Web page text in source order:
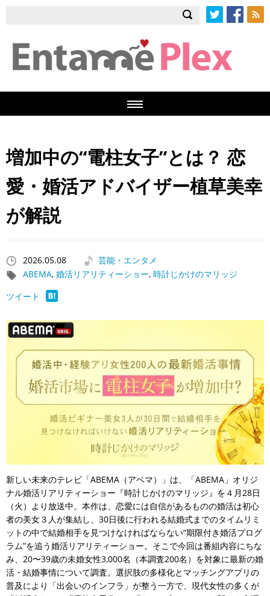
増加中の“電柱女子”とは？ 恋
愛・婚活アドバイザー植草美幸
が解説
2026.05.08
芸能・エンタメ
ABEMA, 婚活リアリティーショー, 時計じかけのマリッジ
ツイート
新しい未来のテレビ「ABEMA（アベマ）」は、「ABEMA」オリジ
ナル婚活リアリティーショー『時計じかけのマリッジ』を４月28日
（火）より放送中。本作は、恋愛には自信があるものの婚活は初心
者の美女３人が集結し、30日後に行われる結婚式までのタイムリミ
ットの中で結婚相手を見つけなければならない“期限付き婚活プログ
ラム”を追う婚活リアリティーショー。そこで今回は番組内容にちな
み、20〜39歳の未婚女性3,000名（本調査200名）を対象に最新の婚
活・結婚事情について調査。選択肢の多様化とマッチングアプリの
普及により「出会いのインフラ」が整う一方で、現代女性の多くが